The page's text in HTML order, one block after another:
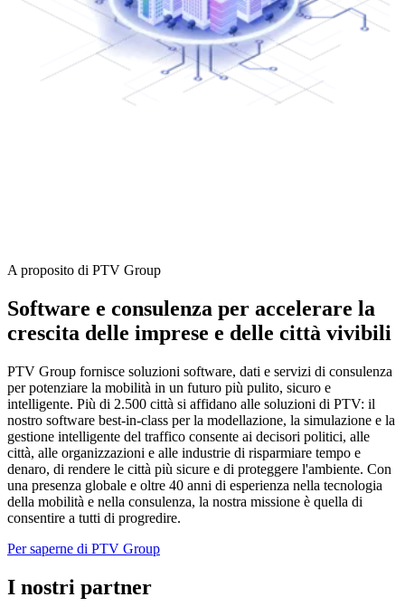
A proposito di PTV Group
Software e consulenza per accelerare la
crescita delle imprese e delle città vivibili
PTV Group fornisce soluzioni software, dati e servizi di consulenza
per potenziare la mobilità in un futuro più pulito, sicuro e
intelligente. Più di 2.500 città si affidano alle soluzioni di PTV: il
nostro software best-in-class per la modellazione, la simulazione e la
gestione intelligente del traffico consente ai decisori politici, alle
città, alle organizzazioni e alle industrie di risparmiare tempo e
denaro, di rendere le città più sicure e di proteggere l'ambiente. Con
una presenza globale e oltre 40 anni di esperienza nella tecnologia
della mobilità e nella consulenza, la nostra missione è quella di
consentire a tutti di progredire.
Per saperne di PTV Group
I nostri partner